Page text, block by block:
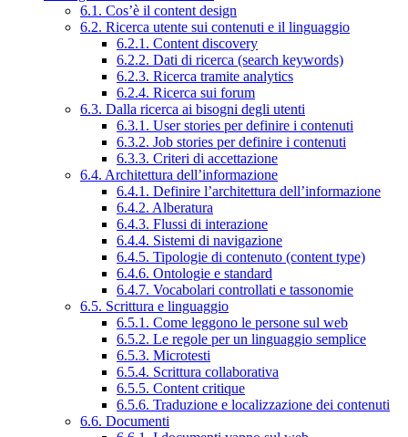
6.1. Cos’è il content design
6.2. Ricerca utente sui contenuti e il linguaggio
6.2.1. Content discovery
6.2.2. Dati di ricerca (search keywords)
6.2.3. Ricerca tramite analytics
6.2.4. Ricerca sui forum
6.3. Dalla ricerca ai bisogni degli utenti
6.3.1. User stories per definire i contenuti
6.3.2. Job stories per definire i contenuti
6.3.3. Criteri di accettazione
6.4. Architettura dell’informazione
6.4.1. Definire l’architettura dell’informazione
6.4.2. Alberatura
6.4.3. Flussi di interazione
6.4.4. Sistemi di navigazione
6.4.5. Tipologie di contenuto (content type)
6.4.6. Ontologie e standard
6.4.7. Vocabolari controllati e tassonomie
6.5. Scrittura e linguaggio
6.5.1. Come leggono le persone sul web
6.5.2. Le regole per un linguaggio semplice
6.5.3. Microtesti
6.5.4. Scrittura collaborativa
6.5.5. Content critique
6.5.6. Traduzione e localizzazione dei contenuti
6.6. Documenti